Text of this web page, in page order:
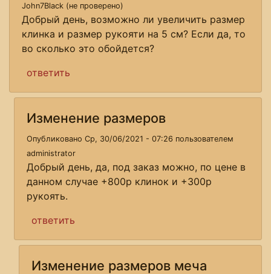
John7Black (не проверено)
Добрый день, возможно ли увеличить размер
клинка и размер рукояти на 5 см? Если да, то
во сколько это обойдется?
ответить
Изменение размеров
Опубликовано Ср, 30/06/2021 - 07:26 пользователем
administrator
Добрый день, да, под заказ можно, по цене в
данном случае +800р клинок и +300р
рукоять.
ответить
Изменение размеров меча